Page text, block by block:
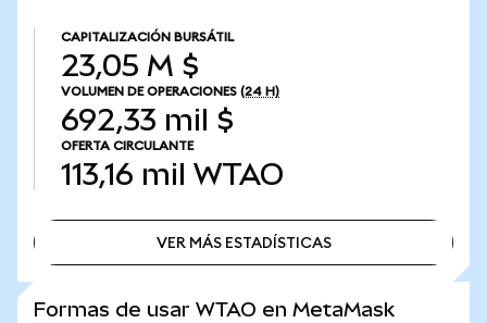
CAPITALIZACIÓN BURSÁTIL
23,05 M $
VOLUMEN DE OPERACIONES (24 H)
692,33 mil $
OFERTA CIRCULANTE
113,16 mil WTAO
VER MÁS ESTADÍSTICAS
Formas de usar WTAO en MetaMask